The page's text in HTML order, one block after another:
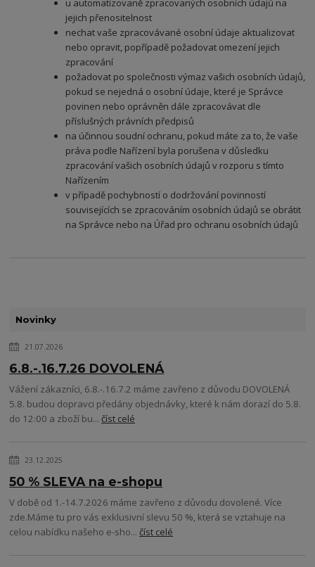
Novinky
21.07.2026
6.8.-.16.7.26 DOVOLENÁ
Vážení zákazníci, 6.8.-.16.7.2 máme zavřeno z důvodu DOVOLENÁ
5.8. budou dopravci předány objednávky, které k nám dorazí do 5.8.
do 12:00 a zboží bu...číst celé
23.12.2025
50 % SLEVA na e-shopu
V době od 1.-14.7.2026 máme zavřeno z důvodu dovolené. Více
zde.Máme tu pro vás exklusivní slevu 50 %, která se vztahuje na
celou nabídku našeho e-sho...číst celé
u automatizovaně zpracovaných osobních údajů na
jejich přenositelnost
nechat vaše zpracovávané osobní údaje aktualizovat
nebo opravit, popřípadě požadovat omezení jejich
zpracování
požadovat po společnosti výmaz vašich osobních údajů,
pokud se nejedná o osobní údaje, které je Správce
povinen nebo oprávněn dále zpracovávat dle
příslušných právních předpisů
na účinnou soudní ochranu, pokud máte za to, že vaše
práva podle Nařízení byla porušena v důsledku
zpracování vašich osobních údajů v rozporu s tímto
Nařízením
v případě pochybností o dodržování povinností
souvisejících se zpracováním osobních údajů se obrátit
na Správce nebo na Úřad pro ochranu osobních údajů